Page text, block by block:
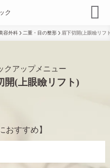
ク
容外科 ⼆重・⽬の整形 眉下切開(上眼瞼リフ
クアップメニュー
開(上眼瞼リフト)
おすすめ】